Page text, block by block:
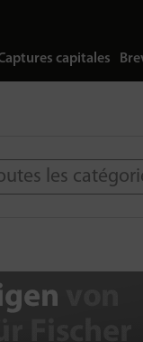
capitales
les